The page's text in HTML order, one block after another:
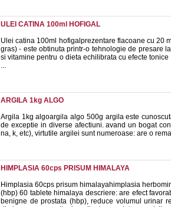
ULEI CATINA 100ml HOFIGAL
Ulei catina 100ml hofigalprezentare flacoane cu 20
gras) - este obtinuta printr-o tehnologie de presare
si vitamine pentru o dieta echilibrata cu efecte
...
ARGILA 1kg ALGO
Argila 1kg algoargila algo 500g argila este
de exceptie in diverse afectiuni. avand un bogat
na, k, etc), virtutile argilei sunt numeroase: are o
HIMPLASIA 60cps PRISUM HIMALAYA
Himplasia 60cps prisum himalayahimplasia
(hbp) 60 tablete himalaya descriere: are efect
benigne de prostata (hbp), reduce volumul urinar